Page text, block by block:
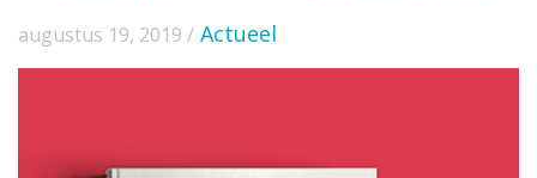
augustus 19, 2019 / Actueel